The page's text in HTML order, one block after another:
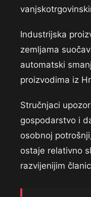
Industrijska
zemljama
automatski
proizvodima iz
Stručnjaci
gospodarstvo i
osobnoj
ostaje relativno
razvijenijim